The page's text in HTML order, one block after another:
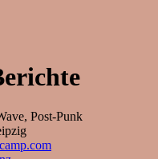
Post-Punk